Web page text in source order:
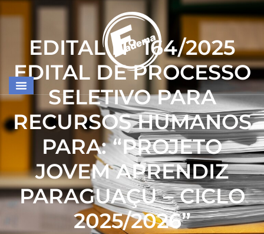
EDITAL Nº 164/2025
EDITAL DE PROCESSO
SELETIVO PARA
RECURSOS HUMANOS
PARA: “PROJETO
JOVEM APRENDIZ
PARAGUAÇU – CICLO
2025/2026”